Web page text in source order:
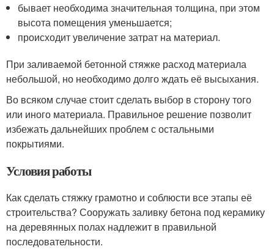
бывает необходима значительная толщина, при этом
высота помещения уменьшается;
происходит увеличение затрат на материал.
При заливаемой бетонной стяжке расход материала
небольшой, но необходимо долго ждать её высыхания.
Во всяком случае стоит сделать выбор в сторону того
или иного материала. Правильное решение позволит
избежать дальнейших проблем с остальными
покрытиями.
Условия работы
Как сделать стяжку грамотно и соблюсти все этапы её
строительства? Сооружать заливку бетона под керамику
на деревянных полах надлежит в правильной
последовательности.